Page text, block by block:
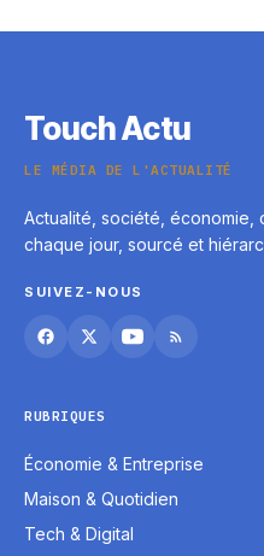
Touch Actu
LE MÉDIA DE L'ACTUALITÉ
Actualité, société,
chaque jour, sourcé et
SUIVEZ-NOUS
RUBRIQUES
Économie & Entreprise
Maison & Quotidien
Tech & Digital